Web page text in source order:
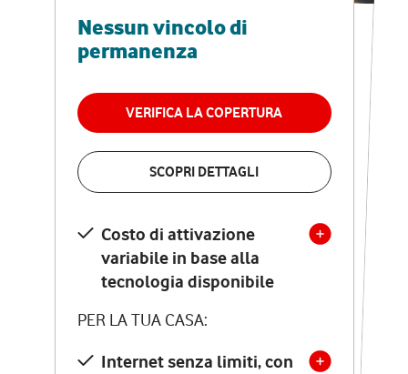
Nessun vincolo di
permanenza
VERIFICA LA COPERTURA
SCOPRI DETTAGLI
Costo di attivazione
variabile in base alla
tecnologia disponibile
PER LA TUA CASA:
Internet senza limiti, con
RETE FISSA + VODAFONE CLUB
29,95€
permanenza
VERIFICA LA COPERTURA
Costo di attivazione
variabile in base alla
tecnologia disponibile
PER LA TUA CASA:
Internet senza limiti, con
la migliore tecnologia